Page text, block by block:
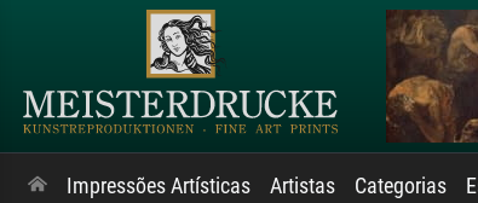
Impressões Artísticas Artistas Categorias